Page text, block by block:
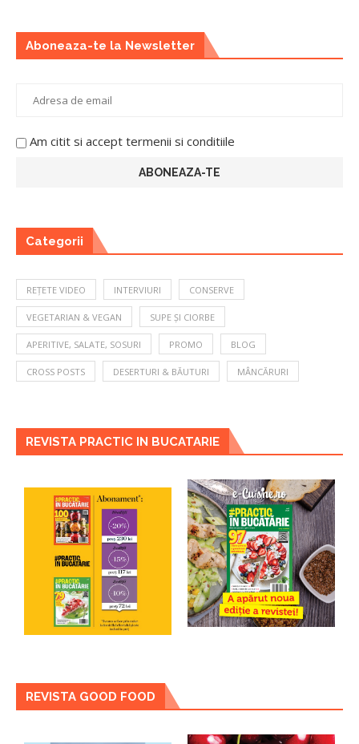
Aboneaza-te la Newsletter
Am citit si accept termenii si conditiile
Categorii
REȚETE VIDEO INTERVIURI CONSERVE
VEGETARIAN & VEGAN SUPE ȘI CIORBE
APERITIVE, SALATE, SOSURI PROMO BLOG
CROSS POSTS DESERTURI & BĂUTURI MÂNCĂRURI
REVISTA PRACTIC IN BUCATARIE
REVISTA GOOD FOOD